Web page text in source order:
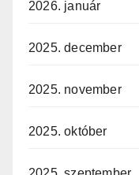
2026. január
2025. december
2025. november
2025. október